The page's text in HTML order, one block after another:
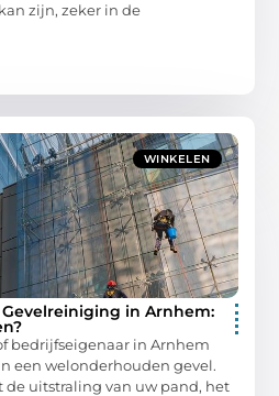
zijn, zeker in de
WINKELEN
in Arnhem:
bedrijfseigenaar in Arnhem
een welonderhouden gevel.
de uitstraling van uw pand, het